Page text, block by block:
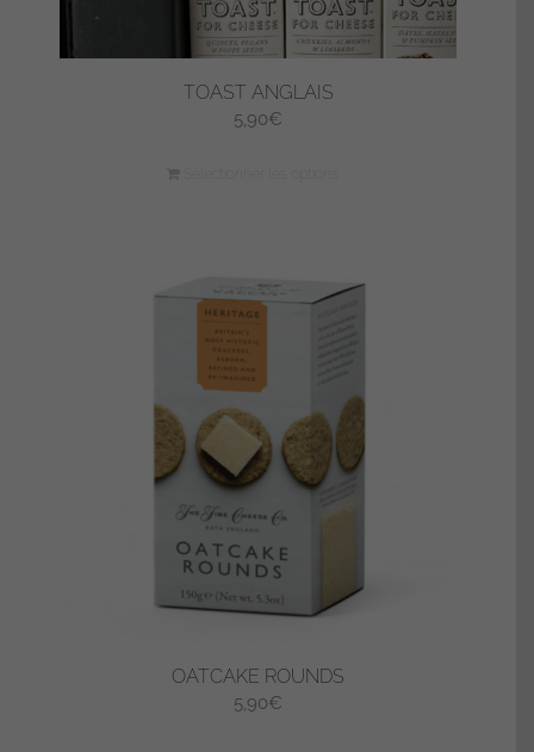
TOAST ANGLAIS
5,90€
OATCAKE ROUNDS
5,90€